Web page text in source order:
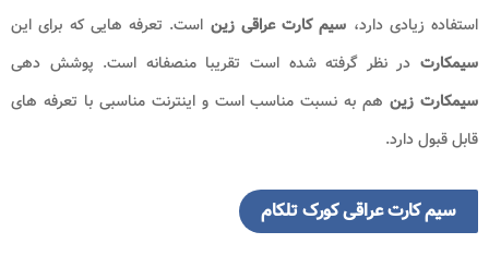
استفاده زیادی دارد، سیم کارت عراقی زین است. تعرفه هایی که برای این
سیمکارت در نظر گرفته شده است تقریبا منصفانه است. پوشش دهی
سیمکارت زین هم به نسبت مناسب است و اینترنت مناسبی با تعرفه های
قابل قبول دارد.
سیم کارت عراقی کورک تلکام